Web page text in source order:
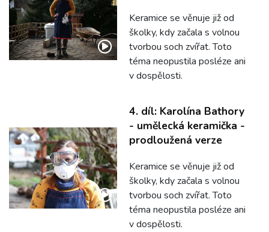
Keramice se věnuje již od
školky, kdy začala s volnou
tvorbou soch zvířat. Toto
téma neopustila posléze ani
v dospělosti.
4. díl: Karolína Bathory
- umělecká keramička -
prodloužená verze
Keramice se věnuje již od
školky, kdy začala s volnou
tvorbou soch zvířat. Toto
téma neopustila posléze ani
v dospělosti.